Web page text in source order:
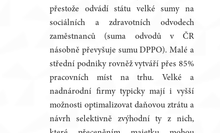
přestože odvádí státu velké sumy na
sociálních a zdravotních odvodech
zaměstnanců (suma odvodů v ČR
násobně převyšuje sumu DPPO). Malé a
střední podniky rovněž vytváří přes 85%
pracovních míst na trhu. Velké a
nadnárodní firmy typicky mají i vyšší
možnosti optimalizovat daňovou ztrátu a
návrh selektivně zvýhodní ty z nich,